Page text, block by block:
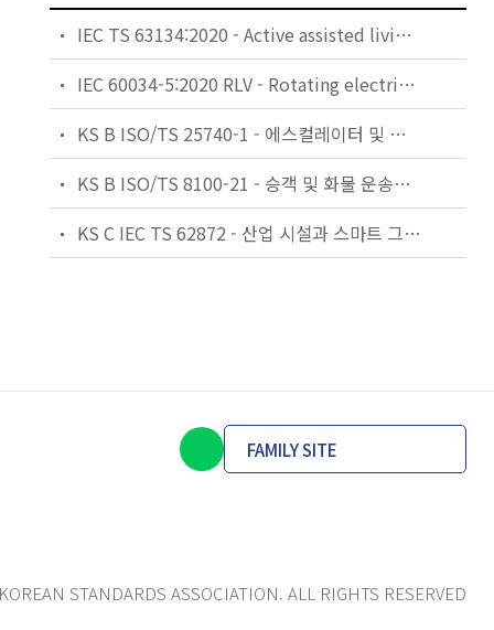
IEC TS 63134:2020 - Active assisted living (AAL) use cases
IEC 60034-5:2020 RLV - Rotating electrical machines - Part 5: Degrees of protection provided by the integral design of rotating electrical machines (IP code) - Classification
KS B ISO/TS 25740-1 - 에스컬레이터 및 무빙워크에 대한 안전요건 — 제1부: 세계공통 필수 안전요건(GESRs)
KS B ISO/TS 8100-21 - 승객 및 화물 운송용 엘리베이터 —제21부: 세계공통 필수안전요건(GESRs)을 충족하는 세계공통 안전 파라미터(GSPs)
KS C IEC TS 62872 - 산업 시설과 스마트 그리드 사이의 산업 공정 측정, 제어 및 자동화 시스템 인터페이스
FAMILY SITE
STANDARDS ASSOCIATION. ALL RIGHTS RESERVED